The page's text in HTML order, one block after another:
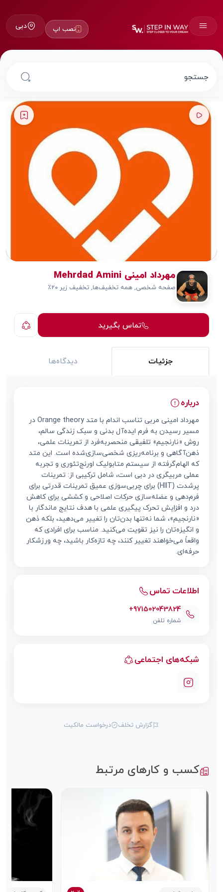
نصب اپ دبی
مهرداد امینی Mehrdad Amini
صفحه شخصی, همه تخفیف‌ها, تخفیف زیر ۲۰٪
تماس بگیرید
جزئیات دیدگاه‌ها
درباره
مهرداد امینی مربی تناسب اندام با متد Orange theory در
مسیر رسیدن به فرم ایده‌آل بدنی و سبک زندگی سالم،
روش «نارنجیم» تلفیقی منحصربه‌فرد از تمرینات علمی،
ذهن‌آگاهی و برنامه‌ریزی شخصی‌سازی‌شده است. این متد
که الهام‌گرفته از سیستم متابولیک اورنج‌تئوری و تجربه
عملی مربیگری در دبی است، شامل ترکیبی از: تمرینات
پرشدت (HIIT) برای چربی‌سوزی عمیق تمرینات قدرتی برای
فرم‌دهی و عضله‌سازی حرکات اصلاحی و کششی برای کاهش
درد و افزایش تحرک پیگیری علمی با هدف نتایج ماندگار با
«نارنجیم»، شما نه‌تنها بدن‌تان را تغییر می‌دهید، بلکه ذهن
و انگیزه‌تان را نیز تقویت می‌کنید. مناسب برای افرادی که
واقعاً می‌خواهند تغییر کنند، چه تازه‌کار باشید، چه ورزشکار
حرفه‌ای.
اطلاعات تماس
+971502043824
شماره تلفن
شبکه‌های اجتماعی
گزارش تخلف درخواست مالکیت
کسب و کارهای مرتبط